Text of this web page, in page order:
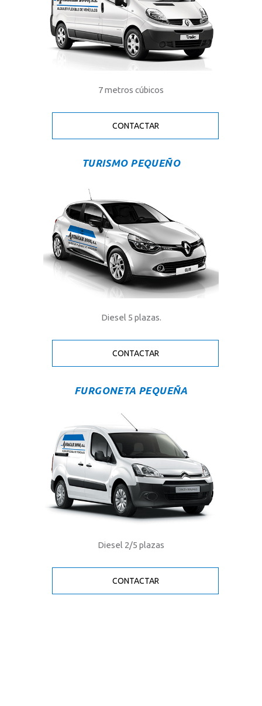
7 metros cúbicos
CONTACTAR
TURISMO PEQUEÑO
Diesel 5 plazas.
CONTACTAR
FURGONETA PEQUEÑA
Diesel 2/5 plazas
CONTACTAR